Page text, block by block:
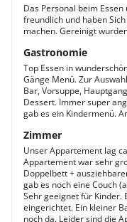
Das Personal beim
freundlich und haben
machen. Gereinigt
Gastronomie
Top Essen in
Gänge Menü. Zur
Bar, Vorsuppe,
Dessert. Immer super
gab es ein Kindermenü.
Zimmer
Unser Appartement lag
Appartement war sehr
Doppelbett +
gab es noch eine Couch
Sehr geeignet für Kinder.
eingerichtet. Ein kleiner
noch da. Leider sind die